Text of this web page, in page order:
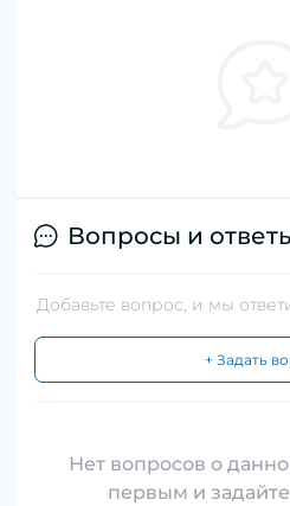
Вопросы и
Добавьте вопрос, и мы
+ Задать
Нет вопросов о
первым и